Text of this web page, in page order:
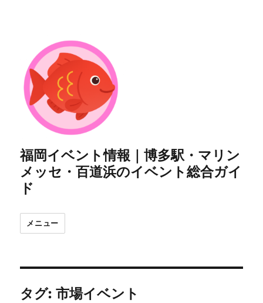
福岡イベント情報｜博多駅・マリン
メッセ・百道浜のイベント総合ガイ
ド
メニュー
タグ:市場イベント